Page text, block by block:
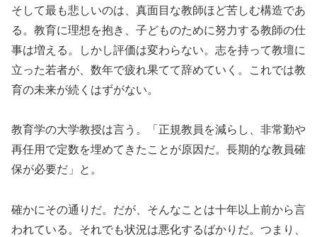
そして最も悲しいのは、真面目な教師ほど苦しむ構造であ
る。教育に理想を抱き、子どものために努力する教師の仕
事は増える。しかし評価は変わらない。志を持って教壇に
立った若者が、数年で疲れ果てて辞めていく。これでは教
育の未来が続くはずがない。
教育学の大学教授は言う。「正規教員を減らし、非常勤や
再任用で定数を埋めてきたことが原因だ。長期的な教員確
保が必要だ」と。
確かにその通りだ。だが、そんなことは十年以上前から言
われている。それでも状況は悪化するばかりだ。つまり、